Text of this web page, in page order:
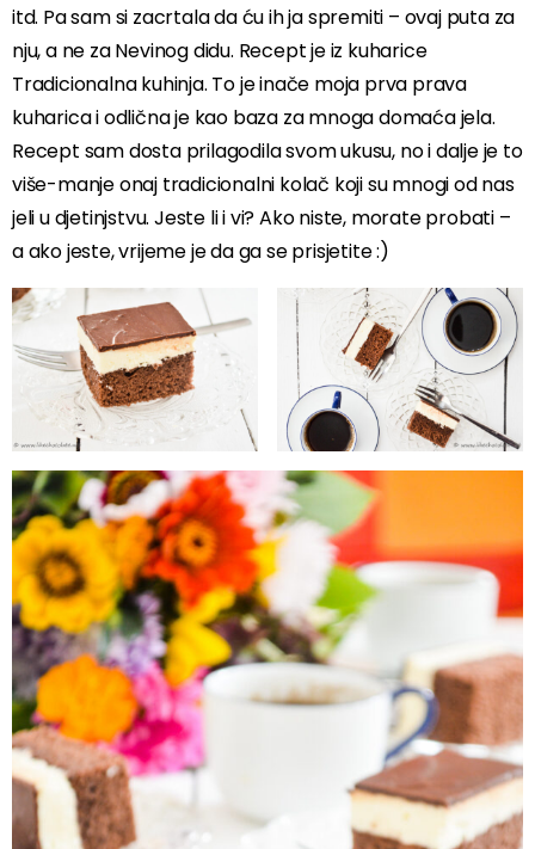
itd. Pa sam si zacrtala da ću ih ja spremiti – ovaj puta za
nju, a ne za Nevinog didu. Recept je iz kuharice
Tradicionalna kuhinja. To je inače moja prva prava
kuharica i odlična je kao baza za mnoga domaća jela.
Recept sam dosta prilagodila svom ukusu, no i dalje je to
više-manje onaj tradicionalni kolač koji su mnogi od nas
jeli u djetinjstvu. Jeste li i vi? Ako niste, morate probati –
a ako jeste, vrijeme je da ga se prisjetite :)